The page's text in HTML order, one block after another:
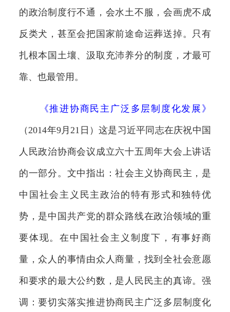
的政治制度行不通，会水土不服，会画虎不成
反类犬，甚至会把国家前途命运葬送掉。只有
扎根本国土壤、汲取充沛养分的制度，才最可
靠、也最管用。
《推进协商民主广泛多层制度化发展 》
（2014年9月21日）这是习近平同志在庆祝中国
人民政治协商会议成立六十五周年大会上讲话
的一部分。文中指出：社会主义协商民主，是
中国社会主义民主政治的特有形式和独特优
势，是中国共产党的群众路线在政治领域的重
要体现。在中国社会主义制度下，有事好商
量，众人的事情由众人商量，找到全社会意愿
和要求的最大公约数，是人民民主的真谛。强
调：要切实落实推进协商民主广泛多层制度化